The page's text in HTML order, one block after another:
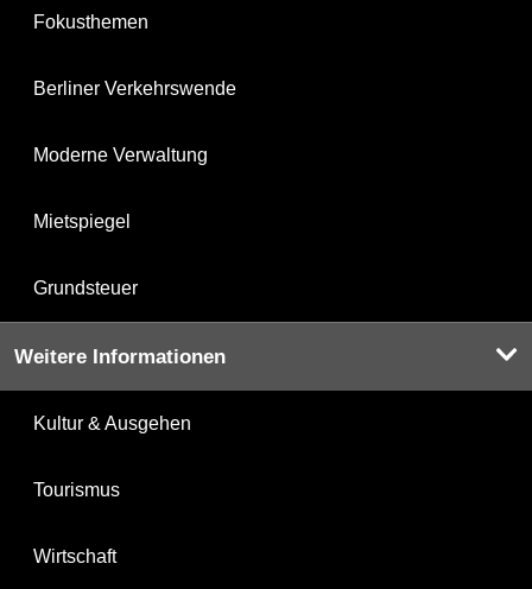
Fokusthemen
Berliner Verkehrswende
Moderne Verwaltung
Mietspiegel
Grundsteuer
Weitere Informationen
Kultur & Ausgehen
Tourismus
Wirtschaft